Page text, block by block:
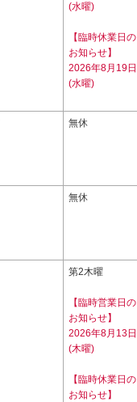
(水曜)
【臨時休業日の
お知らせ】
2026年8月19日
(水曜)
無休
無休
第2木曜
【臨時営業日の
お知らせ】
2026年8月13日
(木曜)
【臨時休業日の
お知らせ】